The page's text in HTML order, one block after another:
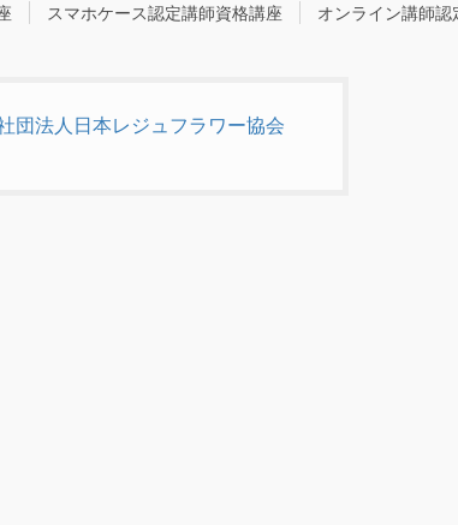
スマホケース認定講師資格講座 オンライン講師認
団法人日本レジュフラワー協会